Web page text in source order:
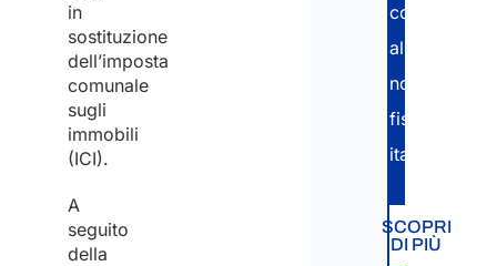
in
sostituzione
dell’imposta
comunale
sugli
immobili
(ICI).
A
seguito
della
conformità
alla
normativa
fiscale
italiana.
SCOPRI
DI PIÙ